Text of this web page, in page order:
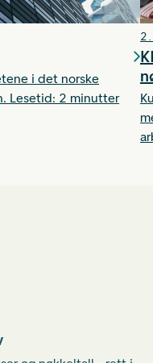
i det norske
Lesetid: 2 minutter